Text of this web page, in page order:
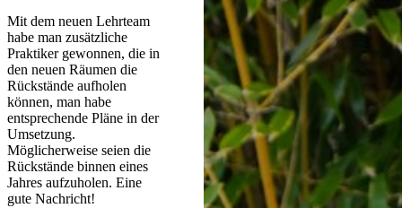
Mit dem neuen Lehrteam
habe man zusätzliche
Praktiker gewonnen, die in
den neuen Räumen die
Rückstände aufholen
können, man habe
entsprechende Pläne in der
Umsetzung.
Möglicherweise seien die
Rückstände binnen eines
Jahres aufzuholen. Eine
gute Nachricht!